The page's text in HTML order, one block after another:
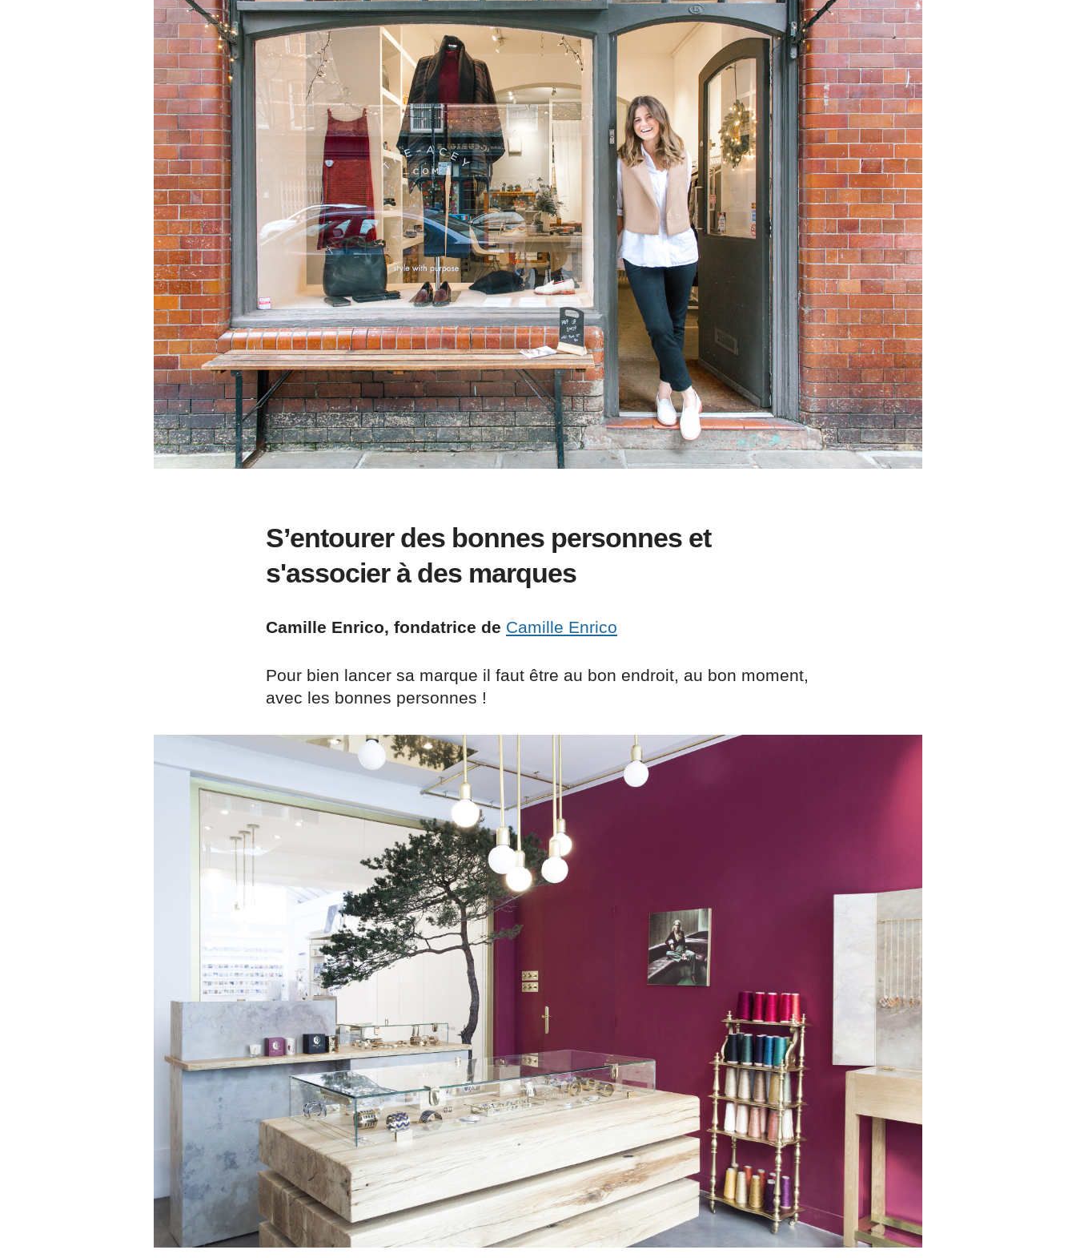
S’entourer des bonnes personnes et
s'associer à des marques
Camille Enrico, fondatrice de Camille Enrico
Pour bien lancer sa marque il faut être au bon endroit, au bon moment,
avec les bonnes personnes !